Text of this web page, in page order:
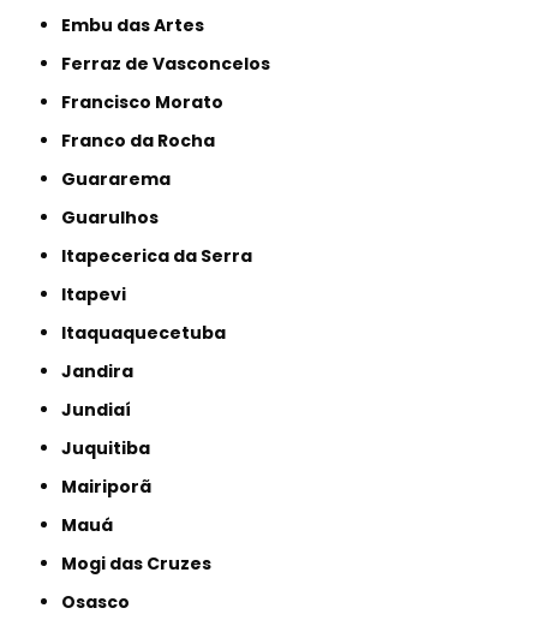
Embu das Artes
Ferraz de Vasconcelos
Francisco Morato
Franco da Rocha
Guararema
Guarulhos
Itapecerica da Serra
Itapevi
Itaquaquecetuba
Jandira
Jundiaí
Juquitiba
Mairiporã
Mauá
Mogi das Cruzes
Osasco